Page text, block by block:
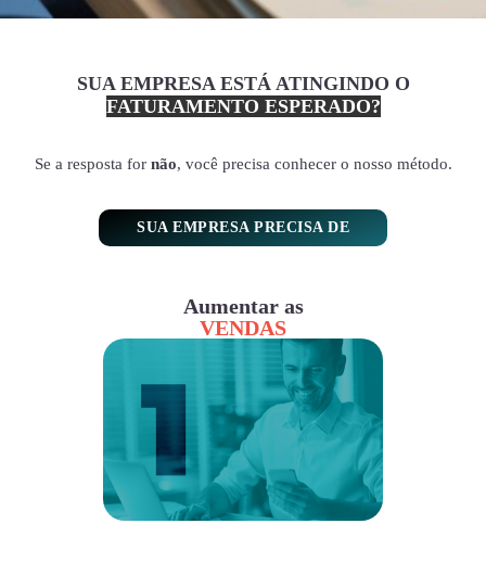
SUA EMPRESA ESTÁ ATINGINDO O
FATURAMENTO ESPERADO?
Se a resposta for não, você precisa conhecer o nosso método.
SUA EMPRESA PRECISA DE
Aumentar as
VENDAS